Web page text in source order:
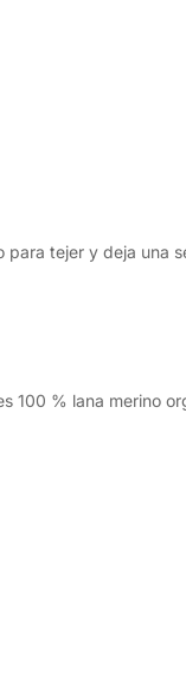
tejer y deja una
100 % lana merino